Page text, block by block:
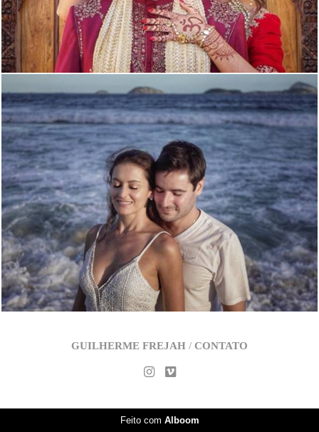
2475 0
GUILHERME FREJAH / CONTATO
Feito com Alboom